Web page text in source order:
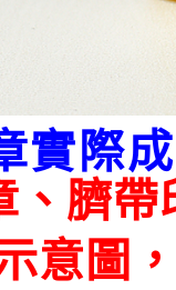
實際
、臍帶
意圖